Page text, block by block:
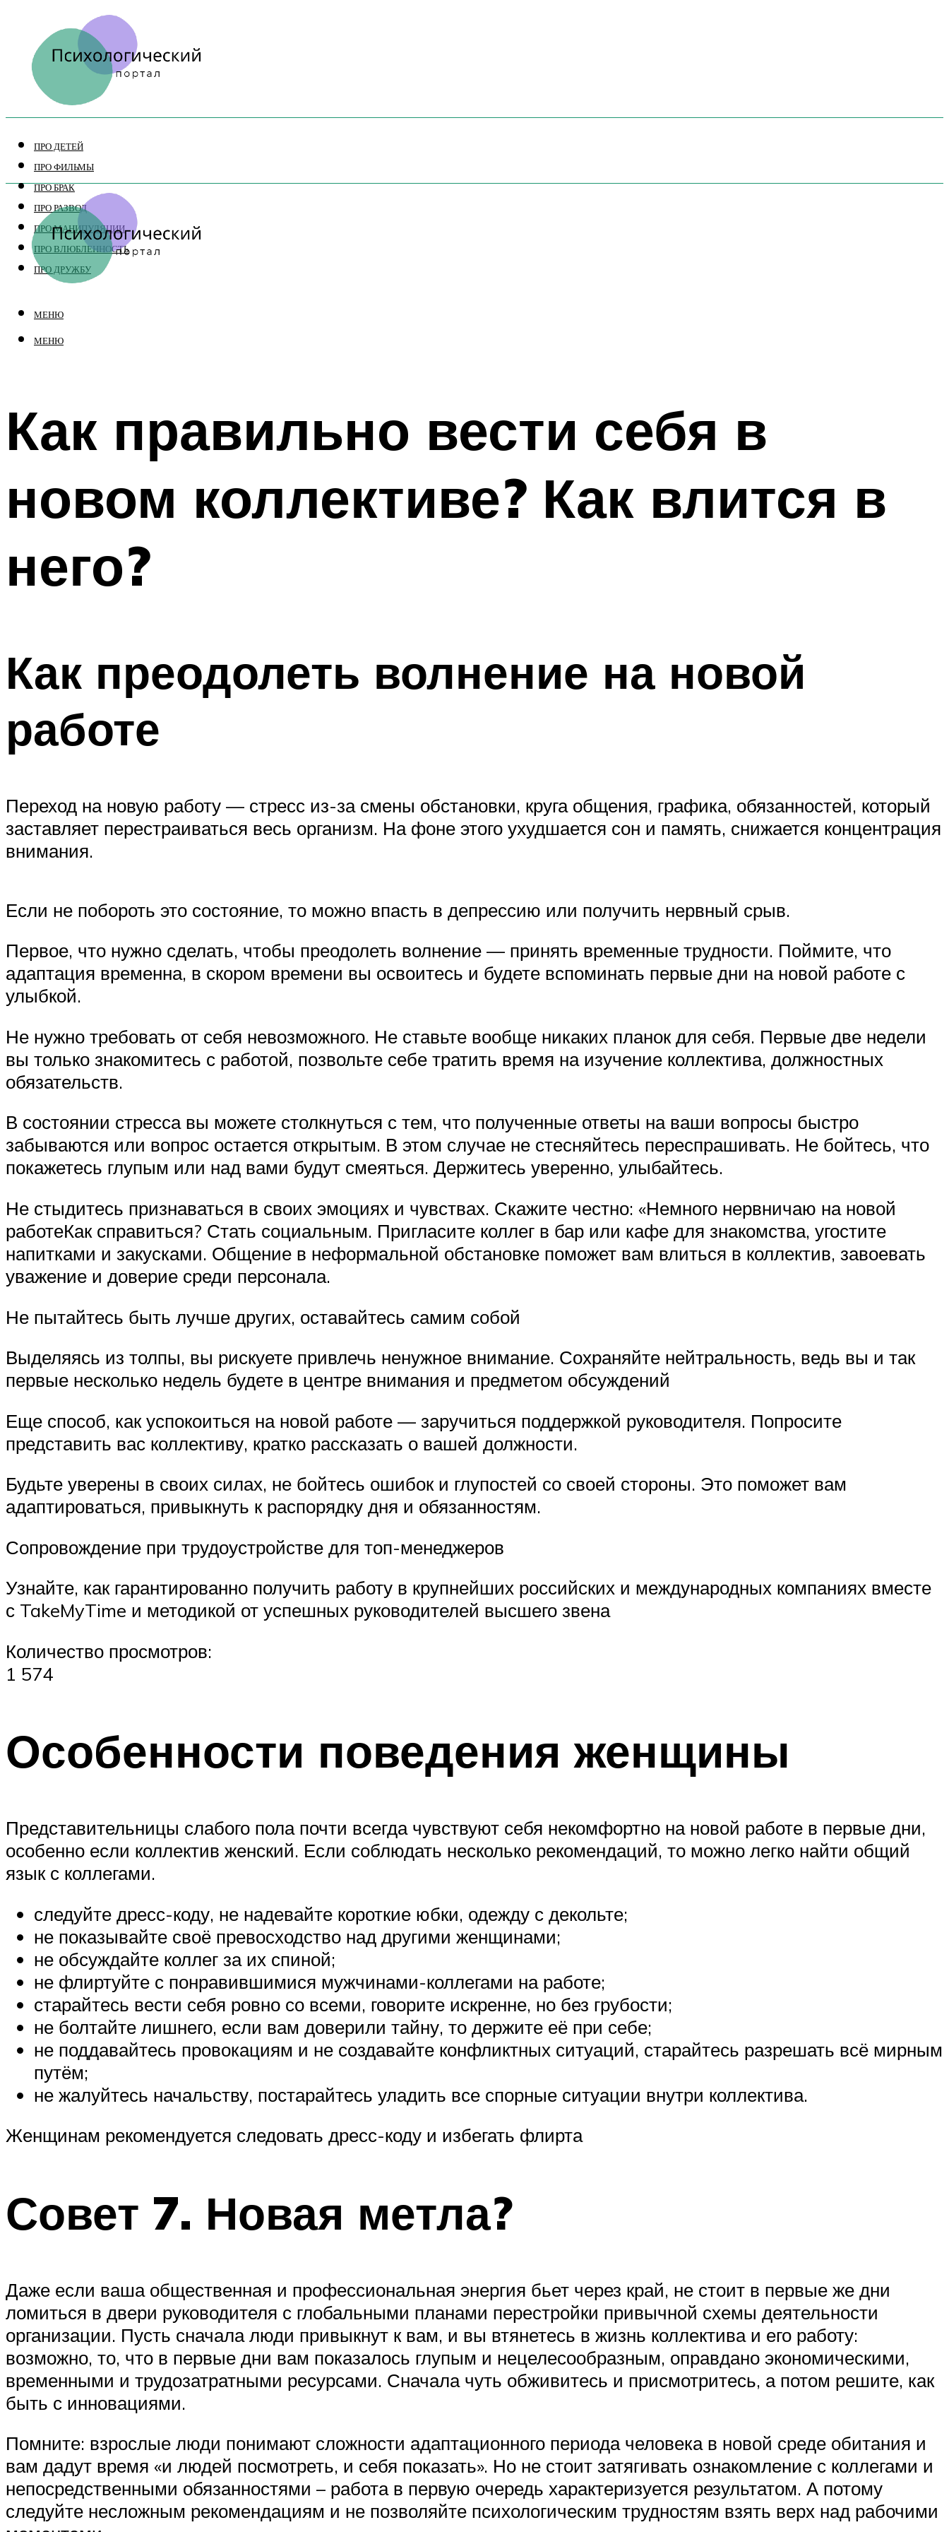
ПРО ДЕТЕЙ
ПРО ФИЛЬМЫ
ПРО БРАК
ПРО РАЗВОД
ПРО МАНИПУЛЯЦИИ
ПРО ВЛЮБЛЕННОСТЬ
ПРО ДРУЖБУ
МЕНЮ
МЕНЮ
Как правильно вести себя в
новом коллективе? Как влится в
него?
Как преодолеть волнение на новой
работе
Переход на новую работу — стресс из-за смены обстановки, круга общения, графика, обязанностей, который
заставляет перестраиваться весь организм. На фоне этого ухудшается сон и память, снижается концентрация
внимания.
Если не побороть это состояние, то можно впасть в депрессию или получить нервный срыв.
Первое, что нужно сделать, чтобы преодолеть волнение — принять временные трудности. Поймите, что
адаптация временна, в скором времени вы освоитесь и будете вспоминать первые дни на новой работе с
улыбкой.
Не нужно требовать от себя невозможного. Не ставьте вообще никаких планок для себя. Первые две недели
вы только знакомитесь с работой, позвольте себе тратить время на изучение коллектива, должностных
обязательств.
В состоянии стресса вы можете столкнуться с тем, что полученные ответы на ваши вопросы быстро
забываются или вопрос остается открытым. В этом случае не стесняйтесь переспрашивать. Не бойтесь, что
покажетесь глупым или над вами будут смеяться. Держитесь уверенно, улыбайтесь.
Не стыдитесь признаваться в своих эмоциях и чувствах. Скажите честно: «Немного нервничаю на новой
работеКак справиться? Стать социальным. Пригласите коллег в бар или кафе для знакомства, угостите
напитками и закусками. Общение в неформальной обстановке поможет вам влиться в коллектив, завоевать
уважение и доверие среди персонала.
Не пытайтесь быть лучше других, оставайтесь самим собой
Выделяясь из толпы, вы рискуете привлечь ненужное внимание. Сохраняйте нейтральность, ведь вы и так
первые несколько недель будете в центре внимания и предметом обсуждений
Еще способ, как успокоиться на новой работе — заручиться поддержкой руководителя. Попросите
представить вас коллективу, кратко рассказать о вашей должности.
Будьте уверены в своих силах, не бойтесь ошибок и глупостей со своей стороны. Это поможет вам
адаптироваться, привыкнуть к распорядку дня и обязанностям.
Сопровождение при трудоустройстве для топ-менеджеров
Узнайте, как гарантированно получить работу в крупнейших российских и международных компаниях вместе
с TakeMyTime и методикой от успешных руководителей высшего звена
Количество просмотров:
1 574
Особенности поведения женщины
Представительницы слабого пола почти всегда чувствуют себя некомфортно на новой работе в первые дни,
особенно если коллектив женский. Если соблюдать несколько рекомендаций, то можно легко найти общий
язык с коллегами.
следуйте дресс-коду, не надевайте короткие юбки, одежду с декольте;
не показывайте своё превосходство над другими женщинами;
не обсуждайте коллег за их спиной;
не флиртуйте с понравившимися мужчинами-коллегами на работе;
старайтесь вести себя ровно со всеми, говорите искренне, но без грубости;
не болтайте лишнего, если вам доверили тайну, то держите её при себе;
не поддавайтесь провокациям и не создавайте конфликтных ситуаций, старайтесь разрешать всё мирным
путём;
не жалуйтесь начальству, постарайтесь уладить все спорные ситуации внутри коллектива.
Женщинам рекомендуется следовать дресс-коду и избегать флирта
Совет 7. Новая метла?
Даже если ваша общественная и профессиональная энергия бьет через край, не стоит в первые же дни
ломиться в двери руководителя с глобальными планами перестройки привычной схемы деятельности
организации. Пусть сначала люди привыкнут к вам, и вы втянетесь в жизнь коллектива и его работу:
возможно, то, что в первые дни вам показалось глупым и нецелесообразным, оправдано экономическими,
временными и трудозатратными ресурсами. Сначала чуть обживитесь и присмотритесь, а потом решите, как
быть с инновациями.
Помните: взрослые люди понимают сложности адаптационного периода человека в новой среде обитания и
вам дадут время «и людей посмотреть, и себя показать». Но не стоит затягивать ознакомление с коллегами и
непосредственными обязанностями – работа в первую очередь характеризуется результатом. А потому
следуйте несложным рекомендациям и не позволяйте психологическим трудностям взять верх над рабочими